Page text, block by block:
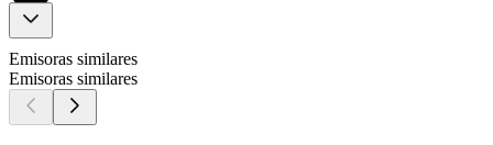
Emisoras similares
Emisoras similares